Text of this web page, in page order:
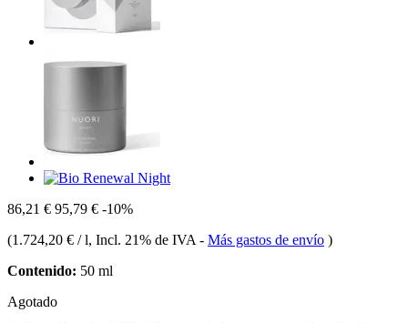
86,21 € 95,79 € -10%
(1.724,20 € / l, Incl. 21% de IVA - Más gastos de envío )
Contenido: 50 ml
Agotado